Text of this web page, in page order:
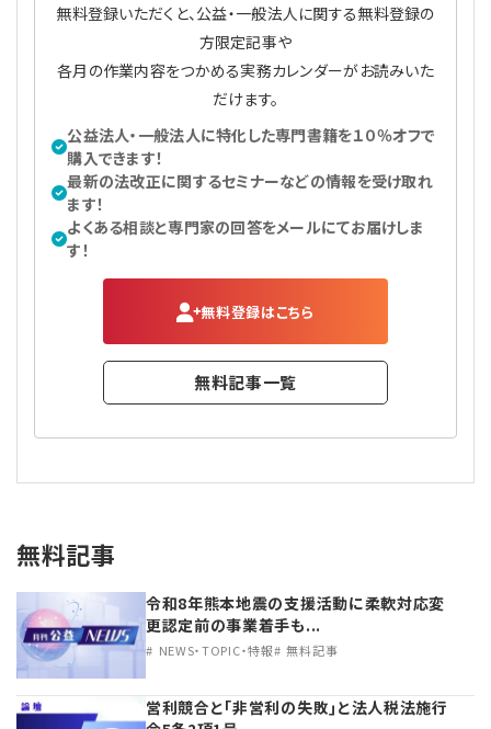
無料登録いただくと、公益・一般法人に関する無料登録の
方限定記事や
各月の作業内容をつかめる実務カレンダーがお読みいた
だけます。
公益法人・一般法人に特化した専門書籍を１０％オフで
購入できます！
最新の法改正に関するセミナーなどの情報を受け取れ
ます！
よくある相談と専門家の回答をメールにてお届けしま
す！
無料登録はこちら
無料記事一覧
無料記事
令和8年熊本地震の支援活動に柔軟対応変
更認定前の事業着手も...
NEWS・TOPIC・特報 無料記事
営利競合と｢非営利の失敗｣と法人税法施行